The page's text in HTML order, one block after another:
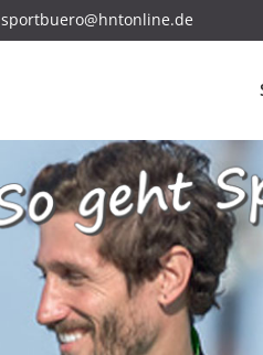
sportbuero@hntonline.de